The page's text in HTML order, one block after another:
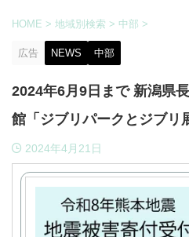
HOME > 地域別検索 > 中部 >
広告 NEWS 中部
2024年6月9日まで 新潟県
館「ジブリパークとジブリ
2024年4月21日